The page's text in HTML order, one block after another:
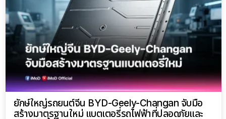
ยักษ์ใหญ่รถยนต์จีน BYD-Geely-Changan จับมือ
สร้างมาตรฐานใหม่ แบตเตอรี่รถไฟฟ้าที่ปลอดภัยและ